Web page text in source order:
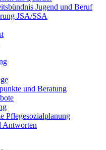
Jugend und Beruf
JSA/SSA
und Beratung
Pflegesozialplanung
Antworten